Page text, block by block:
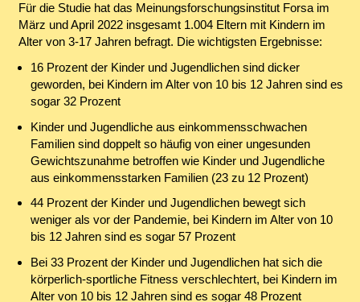
Für die Studie hat das Meinungsforschungsinstitut Forsa im
März und April 2022 insgesamt 1.004 Eltern mit Kindern im
Alter von 3-17 Jahren befragt. Die wichtigsten Ergebnisse:
16 Prozent der Kinder und Jugendlichen sind dicker
geworden, bei Kindern im Alter von 10 bis 12 Jahren sind es
sogar 32 Prozent
Kinder und Jugendliche aus einkommensschwachen
Familien sind doppelt so häufig von einer ungesunden
Gewichtszunahme betroffen wie Kinder und Jugendliche
aus einkommensstarken Familien (23 zu 12 Prozent)
44 Prozent der Kinder und Jugendlichen bewegt sich
weniger als vor der Pandemie, bei Kindern im Alter von 10
bis 12 Jahren sind es sogar 57 Prozent
Bei 33 Prozent der Kinder und Jugendlichen hat sich die
körperlich-sportliche Fitness verschlechtert, bei Kindern im
Alter von 10 bis 12 Jahren sind es sogar 48 Prozent